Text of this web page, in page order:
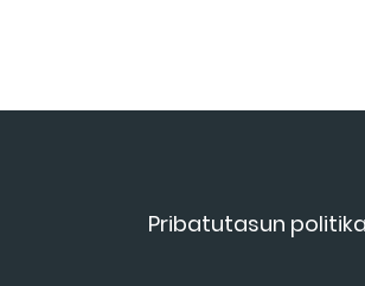
Pribatutasun politika